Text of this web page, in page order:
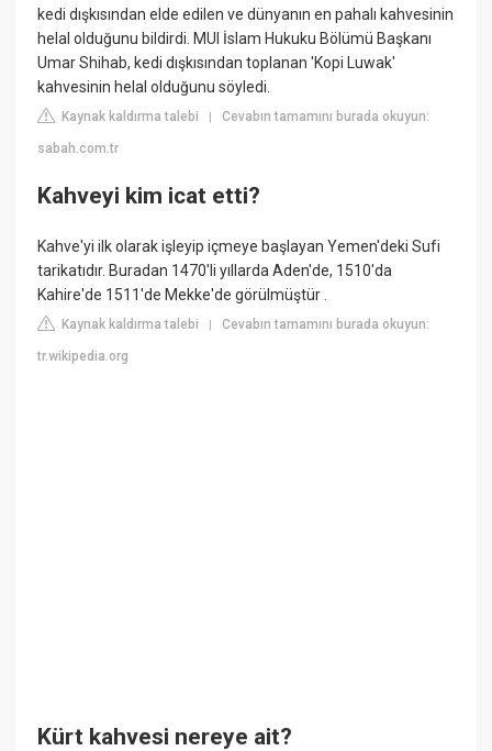
kedi dışkısından elde edilen ve dünyanın en pahalı kahvesinin
helal olduğunu bildirdi. MUI İslam Hukuku Bölümü Başkanı
Umar Shihab, kedi dışkısından toplanan 'Kopi Luwak'
kahvesinin helal olduğunu söyledi.
Kaynak kaldırma talebi |Cevabın tamamını burada okuyun:
sabah.com.tr
Kahveyi kim icat etti?
Kahve'yi ilk olarak işleyip içmeye başlayan Yemen'deki Sufi
tarikatıdır. Buradan 1470'li yıllarda Aden'de, 1510'da
Kahire'de 1511'de Mekke'de görülmüştür .
Kaynak kaldırma talebi |Cevabın tamamını burada okuyun:
tr.wikipedia.org
Kürt kahvesi nereye ait?